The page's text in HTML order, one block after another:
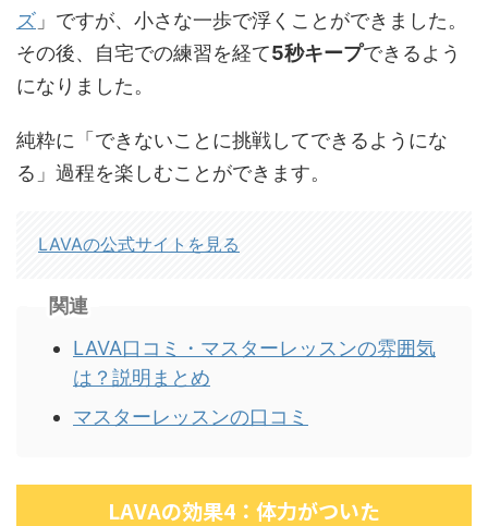
ズ 」ですが、小さな一歩で浮くことができました。
その後、自宅での練習を経て5秒キープできるよう
になりました。
純粋に「できないことに挑戦してできるようにな
る」過程を楽しむことができます。
LAVAの公式サイトを見る
関連
LAVA口コミ・マスターレッスンの雰囲気
は？説明まとめ
マスターレッスンの口コミ
LAVAの効果4：体力がついた